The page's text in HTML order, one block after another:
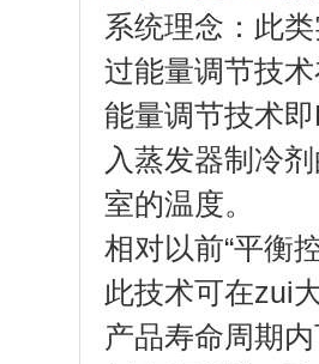
系统理念：
过能量调节技术
能量调节技术即
入蒸发器制冷剂
室的温度。
相对以前“平衡控
此技术可在zui
产品寿命周期